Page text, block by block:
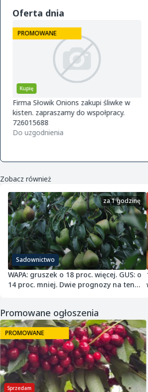
Oferta dnia
Kupię
PROMOWANE
Firma Słowik Onions zakupi śliwke w
kisten. zapraszamy do wspołpracy.
726015688
Do uzgodnienia
Zobacz również
Sadownictwo
za 1 godzinę
WAPA: gruszek o 18 proc. więcej. GUS: o
14 proc. mniej. Dwie prognozy na ten
Promowane ogłoszenia
Sprzedam
PROMOWANE